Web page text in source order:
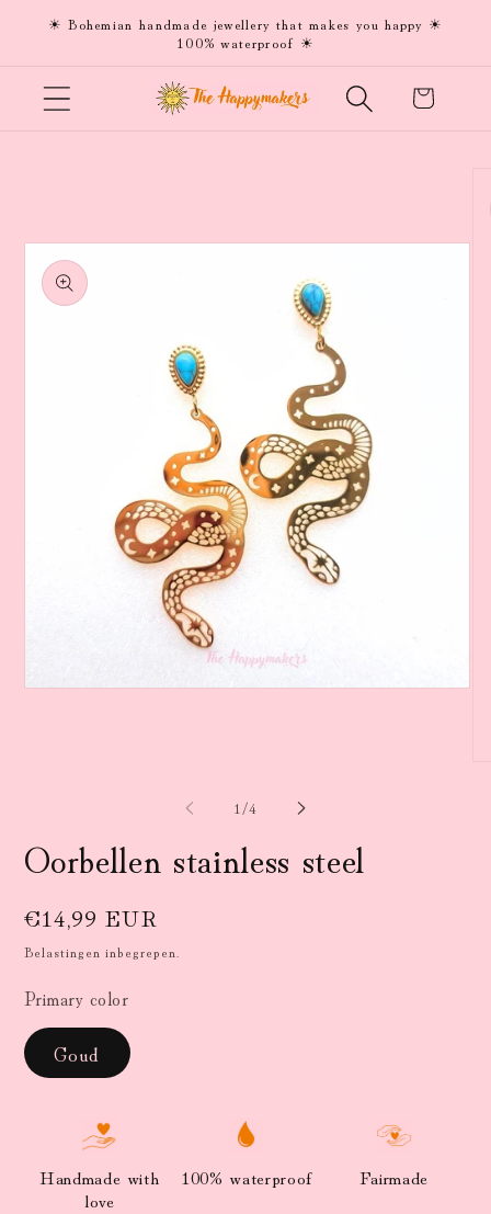
naar de
☀ Bohemian handmade jewellery that makes you happy ☀
100% waterproof ☀
Winkelwagen
1 /van
4
Oorbellen stainless steel
Normale
prijs
€14,99 EUR
Belastingen inbegrepen.
Primary color
Goud
Handmade with
love
100% waterproof Fairmade